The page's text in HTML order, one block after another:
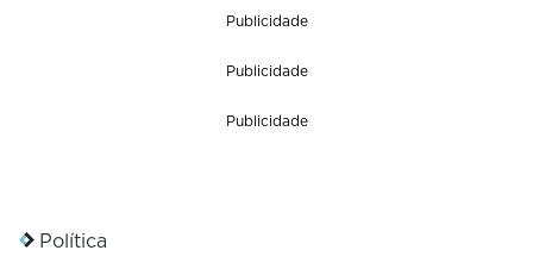
Publicidade
Publicidade
Publicidade
Política